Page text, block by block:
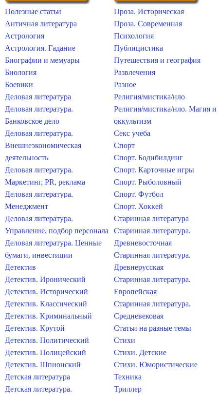
Полезные статьи
Античная литература
Астрология
Астрология. Гадание
Биографии и мемуары
Биология
Боевики
Деловая литература
Деловая литература.
Банковское дело
Деловая литература.
Внешнеэкономическая
деятельность
Деловая литература.
Маркетинг, PR, реклама
Деловая литература.
Менеджмент
Деловая литература.
Управление, подбор персонала
Деловая литература. Ценные
бумаги, инвестиции
Детектив
Детектив. Иронический
Детектив. Исторический
Детектив. Классический
Детектив. Криминальный
Детектив. Крутой
Детектив. Политический
Детектив. Полицейский
Детектив. Шпионский
Детская литература
Детская литература.
Проза. Историческая
Проза. Современная
Психология
Публицистика
Путешествия и география
Развлечения
Разное
Религия/мистика/нло
Религия/мистика/нло. Магия и
оккультизм
Секс учеба
Спорт
Спорт. Бодибилдинг
Спорт. Карточные игры
Спорт. Рыболовный
Спорт. Футбол
Спорт. Хоккей
Старинная литература
Старинная литература.
Древневосточная
Старинная литература.
Древнерусская
Старинная литература.
Европейская
Старинная литература.
Средневековая
Статьи на разные темы
Стихи
Стихи. Детские
Стихи. Юмористические
Техника
Триллер